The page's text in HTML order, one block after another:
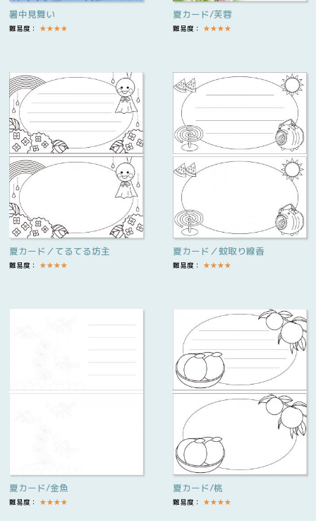
暑中見舞い
難易度： ★★★★
夏カード/芙蓉
難易度： ★★★★
夏カード／てるてる坊主
難易度： ★★★★
夏カード／蚊取り線香
難易度： ★★★★
夏カード/金魚
難易度： ★★★★
夏カード/桃
難易度： ★★★★